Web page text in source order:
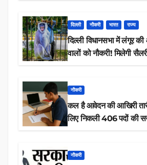
दिल्ली नौकरी भारत राज्य
दिल्ली विधानसभा में लंगूर
वालों को नौकरी!
नौकरी
कल है आवेदन की आखिरी
लिए निकली 406 पदों की
नौकरी